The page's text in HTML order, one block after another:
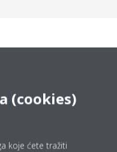
(cookies)
koje ćete tražiti